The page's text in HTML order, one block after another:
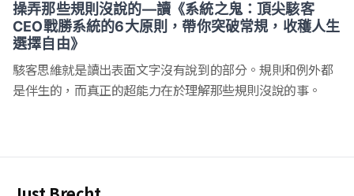
操弄那些規則沒說的—讀《系統之鬼：頂尖駭客
CEO戰勝系統的6大原則，帶你突破常規，收穫人生
選擇自由》
駭客思維就是讀出表面文字沒有說到的部分。規則和例外都
是伴生的，而真正的超能力在於理解那些規則沒說的事。